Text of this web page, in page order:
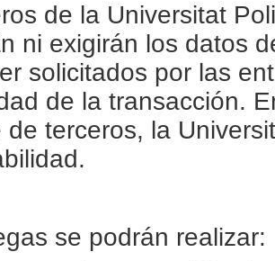
de la Universitat
ni exigirán los datos
solicitados por las
de la transacción.
de terceros, la
se podrán realizar: